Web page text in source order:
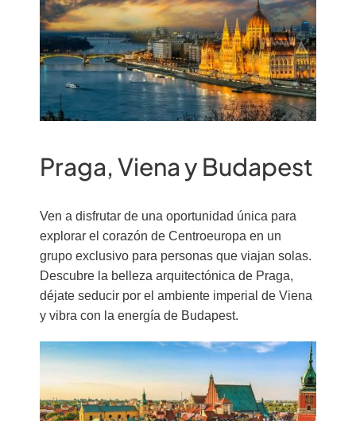
Praga, Viena y Budapest
Ven a disfrutar de una oportunidad única para
explorar el corazón de Centroeuropa en un
grupo exclusivo para personas que viajan solas.
Descubre la belleza arquitectónica de Praga,
déjate seducir por el ambiente imperial de Viena
y vibra con la energía de Budapest.